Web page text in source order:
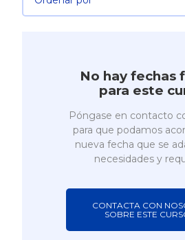
No hay fechas
para este
Póngase en contacto
para que podamos
nueva fecha que se
necesidades y
CONTACTA CON
SOBRE ESTE